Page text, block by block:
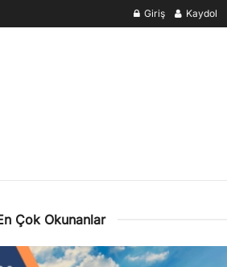
Giriş Kaydol
Çok Okunanlar